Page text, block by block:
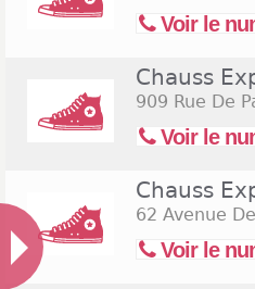
Voir le
Chauss
909 Rue De
Voir le
Chauss
62 Avenue
Voir le